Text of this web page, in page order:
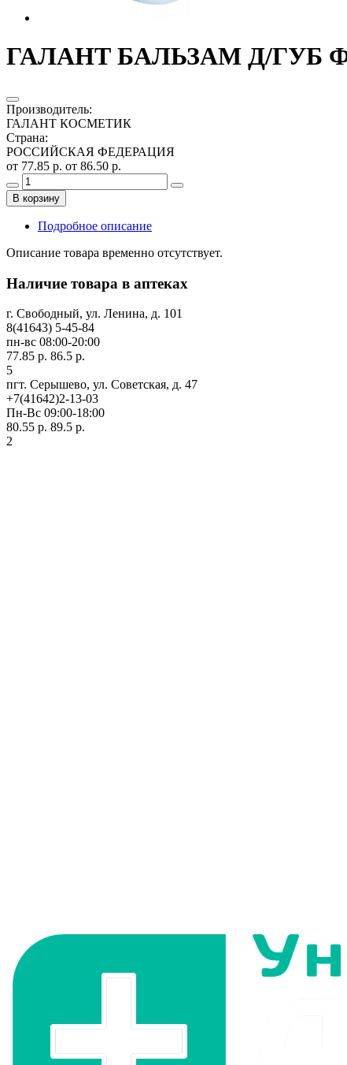
ГАЛАНТ БАЛЬЗАМ Д/ГУБ
Производитель:
ГАЛАНТ КОСМЕТИК
Страна:
РОССИЙСКАЯ ФЕДЕРАЦИЯ
от 77.85 р. от 86.50 р.
В корзину
Подробное описание
Описание товара временно отсутствует.
Наличие товара в аптеках
г. Свободный, ул. Ленина, д. 101
8(41643) 5-45-84
пн-вс 08:00-20:00
77.85 р. 86.5 р.
5
пгт. Серышево, ул. Советская, д. 47
+7(41642)2-13-03
Пн-Вс 09:00-18:00
80.55 р. 89.5 р.
2